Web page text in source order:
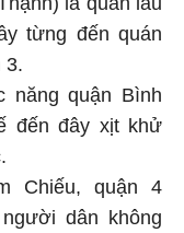
từng đến quán
năng quận Bình
đến đây xịt khử
Chiếu, quận 4
dân không